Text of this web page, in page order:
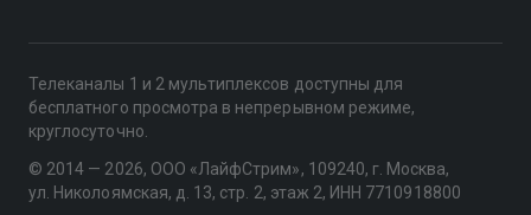
Телеканалы 1 и 2 мультиплексов доступны для
бесплатного просмотра в непрерывном режиме,
круглосуточно.
© 2014 — 2026, ООО «ЛайфСтрим», 109240, г. Москва,
ул. Николоямская, д. 13, стр. 2, этаж 2, ИНН 7710918800